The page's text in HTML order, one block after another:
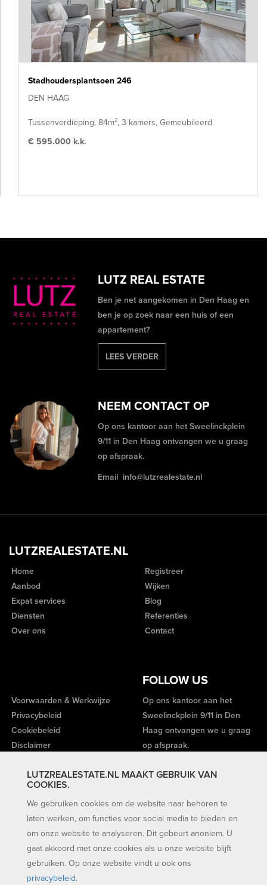
LUTZREALESTATE.NL MAAKT GEBRUIK VAN
COOKIES.
We gebruiken cookies om de website naar behoren te
laten werken, om functies voor social media te bieden en
om onze website te analyseren. Dit gebeurt anoniem. U
gaat akkoord met onze cookies als u onze website blijft
gebruiken. Op onze website vindt u ook ons
privacybeleid.
Stadhoudersplantsoen 246
DEN HAAG
Tussenverdieping, 84m², 3 kamers, Gemeubileerd
€ 595.000 k.k.
LUTZ REAL ESTATE
Ben je net aangekomen in Den Haag en
ben je op zoek naar een huis of een
appartement?
LEES VERDER
NEEM CONTACT OP
Op ons kantoor aan het Sweelinckplein
9/11 in Den Haag ontvangen we u graag
op afspraak.
Email info@lutzrealestate.nl
LUTZREALESTATE.NL
Home
Aanbod
Expat services
Diensten
Over ons
Registreer
Wijken
Blog
Referenties
Contact
FOLLOW US
Voorwaarden & Werkwijze
Privacybeleid
Cookiebeleid
Disclaimer
Op ons kantoor aan het
Sweelinckplein 9/11 in Den
Haag ontvangen we u graag
op afspraak.